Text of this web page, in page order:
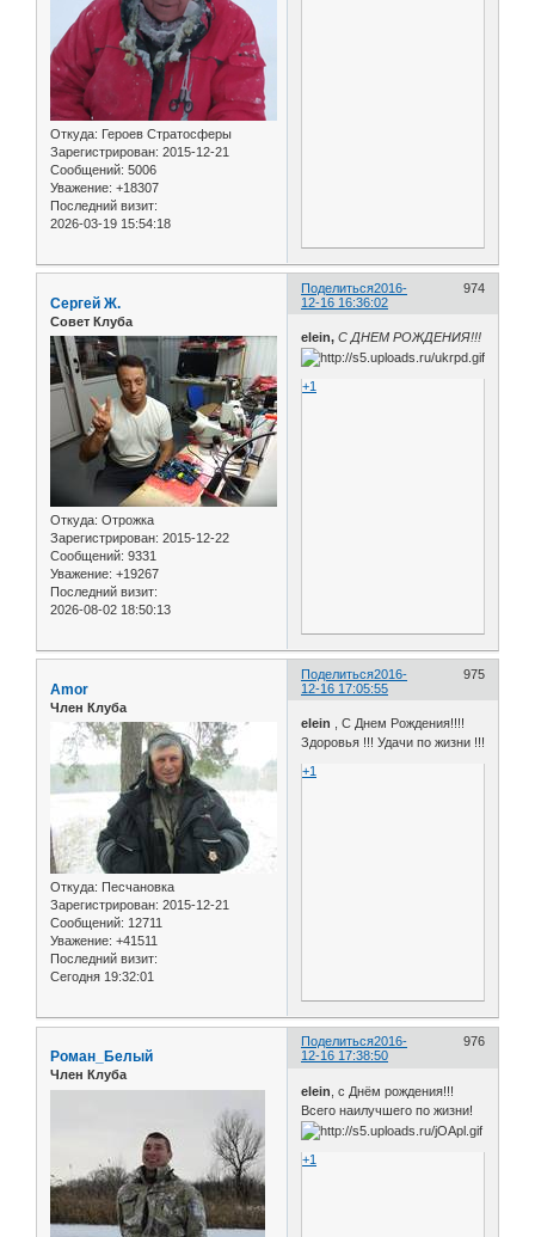
Откуда: Героев Стратосферы
Зарегистрирован: 2015-12-21
Сообщений: 5006
Уважение: +18307
Последний визит:
2026-03-19 15:54:18
Поделиться 974
2016-
12-16 16:36:02
Сергей Ж.
Совет Клуба
Откуда: Отрожка
Зарегистрирован: 2015-12-22
Сообщений: 9331
Уважение: +19267
Последний визит:
2026-08-02 18:50:13
elein, С ДНЕМ РОЖДЕНИЯ!!!
+1
Поделиться 975
2016-
12-16 17:05:55
Amor
Член Клуба
Откуда: Песчановка
Зарегистрирован: 2015-12-21
Сообщений: 12711
Уважение: +41511
Последний визит:
Сегодня 19:32:01
elein
, С Днем Рождения!!!!
Здоровья !!! Удачи по жизни !!!
+1
Поделиться 976
2016-
12-16 17:38:50
Роман_Белый
Член Клуба
elein , с Днём рождения!!!
Всего наилучшего по жизни!
+1